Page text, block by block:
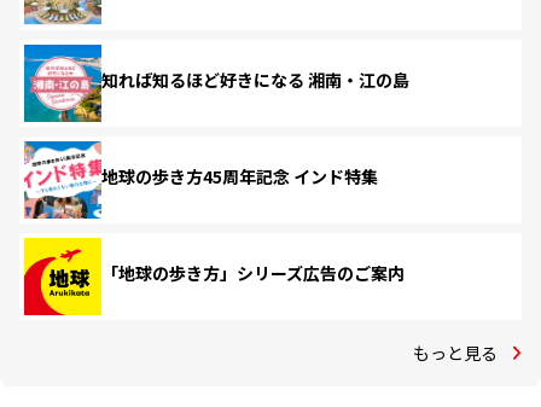
知れば知るほど好きになる 湘南・江の島
地球の歩き方45周年記念 インド特集
「地球の歩き方」シリーズ広告のご案内
もっと見る